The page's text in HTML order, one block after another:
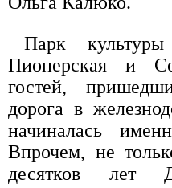
Парк
Пионерская и
гостей,
дорога в
начиналась
Впрочем, не
десятков лет